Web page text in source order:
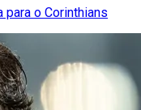
o Corinthians